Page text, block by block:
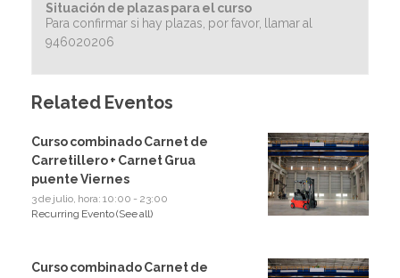
Situación de plazas para el curso
Para confirmar si hay plazas, por favor, llamar al
946020206
Related Eventos
Curso combinado Carnet de
Carretillero + Carnet Grua
puente Viernes
3 de julio, hora: 10:00 - 23:00
Recurring Evento(See all)
Curso combinado Carnet de